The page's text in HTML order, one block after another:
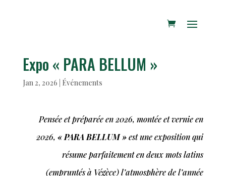
Expo « PARA BELLUM »
Jan 2, 2026 Événements
Pensée et préparée en 2026, montée et vernie en
2026,« PARA BELLUM »est une exposition qui
résume parfaitement en deux mots latins
(empruntés à Végèce) l’atmosphère de l’année